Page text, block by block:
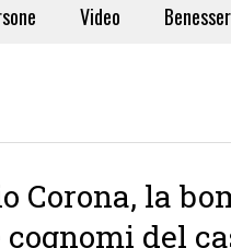
Video
Corona, la
del